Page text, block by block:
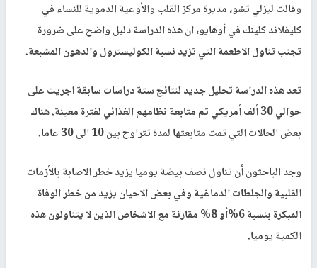
وقالت ليزلي تشو، مديرة مركز القلب والأوعية الدموية للنساء في
كليفلاند كلينك في أوهايو،ان هذه الدراسة دليل واضح على ضرورة
تجنب تناول الاطعمة التي تزيد نسبة الكوليسترول والدهون المشبعة.
تعد هذه الدراسة تحليل جديد لنتائج ستة دراسات سابقة اجريت على
حوالي 30 ألف أمريكي تم متابعة نظامهم الغذائي لفترة معينة. هناك
بعض الحالات التي تمت متابعتها لمدة تتراوح بين 10 الى 30 عاما.
وجد الباحثون أن تناول نصف بيضة يوميا يزيد خطر الاصابة بالأزمات
القلبية والجلطات الدماغية وفي بعض الاحيان يزيد من خطر الوفاة
المبكرة بنسبة 6%أو 8% مقارنة مع الاشخاص الذين لا يتناولون هذه
الكمية يوميا.